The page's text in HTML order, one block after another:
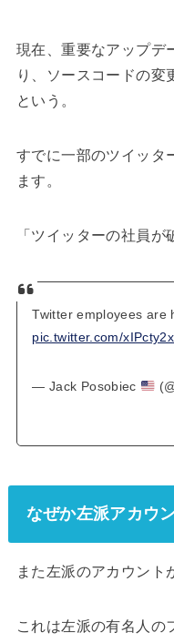
現在、重要なアップデ
り、ソースコードの変
という。
すでに一部のツイッタ
ます。
「ツイッターの社員が
Twitter employees are
pic.twitter.com/
— Jack Posobiec
なぜか左派アカウ
また左派のアカウント
これは左派の有名人の